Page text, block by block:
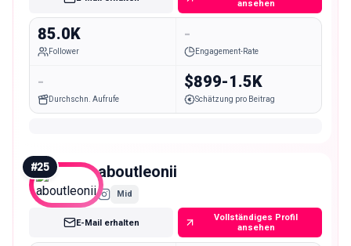
ansehen
85.0K
Follower
-
Engagement-Rate
-
Durchschn. Aufrufe
$899-1.5K
Schätzung pro Beitrag
#25 aboutleonii
Mid
E-Mail erhalten
Vollständiges Profil
ansehen